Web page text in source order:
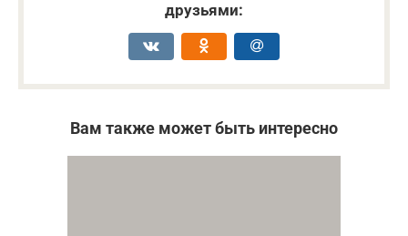
друзьями:
Вам также может быть интересно